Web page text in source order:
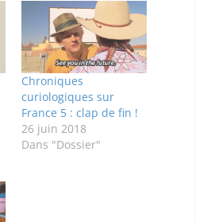
Chroniques
curiologiques sur
France 5 : clap de fin !
26 juin 2018
Dans "Dossier"